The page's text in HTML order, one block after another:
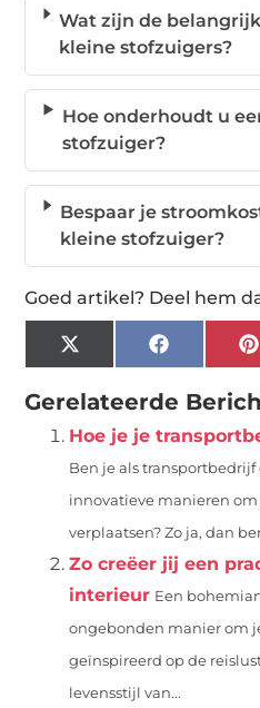
Wat zijn de
kleine stofzuigers?
Hoe onderhoudt u
stofzuiger?
Bespaar je
kleine stofzuiger?
Goed artikel? Deel hem
X
(Twitter)
Facebook
Gerelateerde
Hoe je je
Ben je als
innovatieve manieren
verplaatsen? Zo ja, dan
Zo creëer jij een
interieur Een
ongebonden manier om
geïnspireerd op de
levensstijl van...